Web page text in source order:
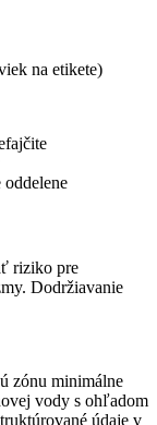
na etikete)
riziko pre
Dodržiavanie
zónu minimálne
vody s ohľadom
údaje v